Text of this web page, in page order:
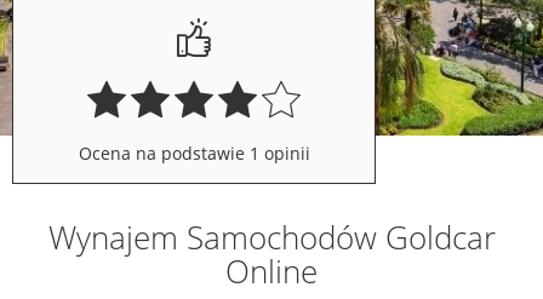
Ocena na podstawie 1 opinii
Wynajem Samochodów Goldcar
Online